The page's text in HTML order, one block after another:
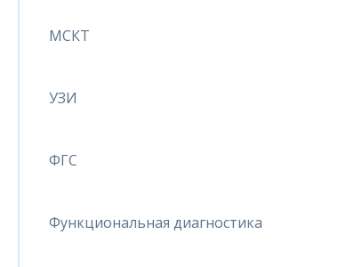
МСКТ
УЗИ
ФГС
Функциональная диагностика